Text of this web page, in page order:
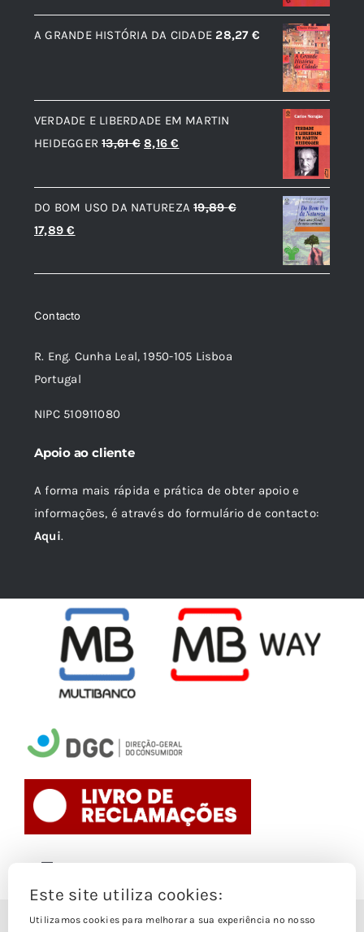
original
era:
atual
é:
A GRANDE HISTÓRIA DA CIDADE 28,27 €
VERDADE E LIBERDADE EM MARTIN
HEIDEGGER 13,61€ O
original
era:
8,16€
atual
é:
DO BOM USO DA NATUREZA 19,89€
O
original
19,89 €.
17,89€
atual
17,89 €.
Contacto
R. Eng. Cunha Leal, 1950-105 Lisboa
Portugal
NIPC 510911080
Apoio ao cliente
A forma mais rápida e prática de obter apoio e
informações, é através do formulário de contacto:
Aqui.
Navigation
© Copyright 1988- 2026
Este site utiliza cookies:
Utilizamos cookies para melhorar a sua experiência no nosso